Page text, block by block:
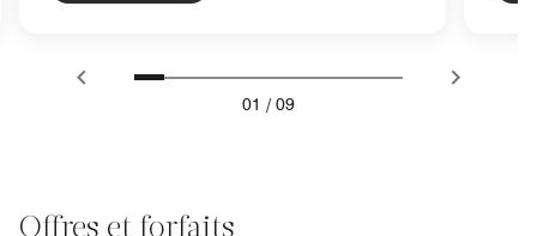
01 / 09
Offres et forfaits